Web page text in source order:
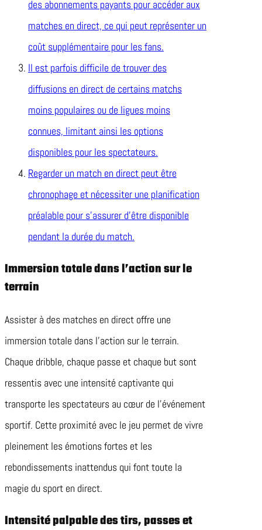
des abonnements payants pour accéder aux
matches en direct, ce qui peut représenter un
coût supplémentaire pour les fans.
Il est parfois difficile de trouver des
diffusions en direct de certains matchs
moins populaires ou de ligues moins
connues, limitant ainsi les options
disponibles pour les spectateurs.
Regarder un match en direct peut être
chronophage et nécessiter une planification
préalable pour s’assurer d’être disponible
pendant la durée du match.
Immersion totale dans l’action sur le
terrain
Assister à des matches en direct offre une
immersion totale dans l’action sur le terrain.
Chaque dribble, chaque passe et chaque but sont
ressentis avec une intensité captivante qui
transporte les spectateurs au cœur de l’événement
sportif. Cette proximité avec le jeu permet de vivre
pleinement les émotions fortes et les
rebondissements inattendus qui font toute la
magie du sport en direct.
Intensité palpable des tirs, passes et